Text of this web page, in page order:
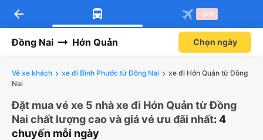
arrow_back -30k
Đồng Nai Hớn Quản Chọn ngày
Vé xe khách xe đi Bình Phước từ Đồng Nai
xe đi Hớn Quản từ Đồng
Nai
Đặt mua vé xe 5 nhà xe đi Hớn Quản từ Đồng
Nai chất lượng cao và giá vé ưu đãi nhất: 4
chuyến mỗi ngày